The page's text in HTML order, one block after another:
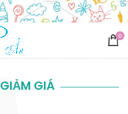
0
GIÁ